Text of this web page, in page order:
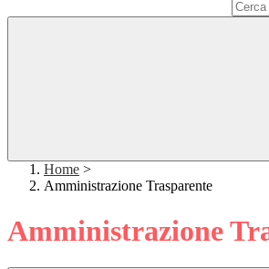
Home >
Amministrazione Trasparente
Amministrazione